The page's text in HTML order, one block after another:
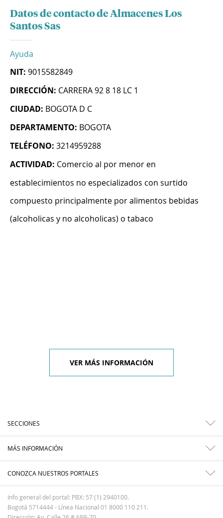
Datos de contacto de Almacenes Los
Santos Sas
Ayuda
NIT: 9015582849
DIRECCIÓN: CARRERA 92 8 18 LC 1
CIUDAD: BOGOTA D C
DEPARTAMENTO: BOGOTA
TELÉFONO: 3214959288
ACTIVIDAD: Comercio al por menor en
establecimientos no especializados con surtido
compuesto principalmente por alimentos bebidas
(alcoholicas y no alcoholicas) o tabaco
VER MÁS INFORMACIÓN
SECCIONES
MÁS INFORMACIÓN
CONOZCA NUESTROS PORTALES
Info general del portal: PBX: 57 (1) 2940100.
Bogotá 5714444 - Línea Nacional 01 8000 110 211.